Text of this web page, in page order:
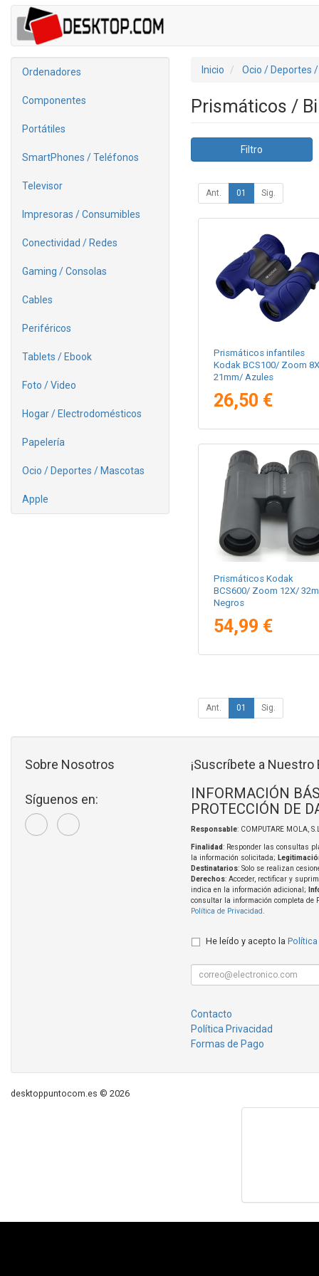
Ordenadores
Componentes
Portátiles
SmartPhones / Teléfonos
Televisor
Impresoras / Consumibles
Conectividad / Redes
Gaming / Consolas
Cables
Periféricos
Tablets / Ebook
Foto / Video
Hogar / Electrodomésticos
Papelería
Ocio / Deportes / Mascotas
Apple
Inicio Ocio / Deportes
Prismáticos /
Filtro
Ant. 01 Sig.
Prismáticos infantiles
Kodak BCS100/ Zoom
21mm/ Azules
26,50 €
Prismáticos Kodak
BCS600/ Zoom 12X/
Negros
54,99 €
Ant. 01 Sig.
Sobre Nosotros
Síguenos en:
¡Suscríbete a Nuestro
INFORMACIÓN
PROTECCIÓN DE
Responsable: COMPUTARE MOLA,
Finalidad: Responder las consultas
la información solicitada;
Destinatarios: Solo se realizan
Derechos: Acceder, rectificar y
indica en la información adicional;
consultar la información completa de
Política de Privacidad.
He leído y acepto la Política
Contacto
Política Privacidad
Formas de Pago
desktoppuntocom.es © 2026